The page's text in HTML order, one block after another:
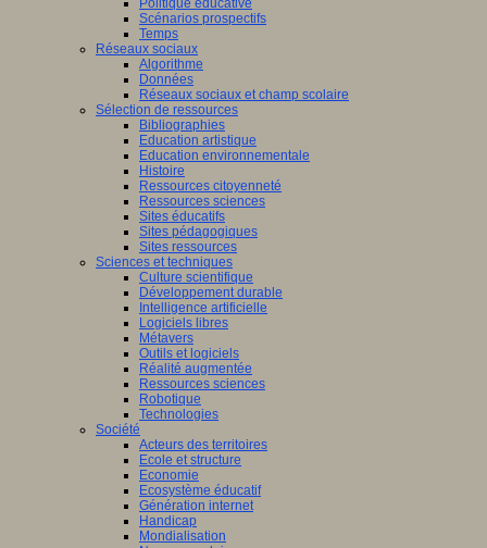
Politique éducative
Scénarios prospectifs
Temps
Réseaux sociaux
Algorithme
Données
Réseaux sociaux et champ scolaire
Sélection de ressources
Bibliographies
Education artistique
Education environnementale
Histoire
Ressources citoyenneté
Ressources sciences
Sites éducatifs
Sites pédagogiques
Sites ressources
Sciences et techniques
Culture scientifique
Développement durable
Intelligence artificielle
Logiciels libres
Métavers
Outils et logiciels
Réalité augmentée
Ressources sciences
Robotique
Technologies
Société
Acteurs des territoires
Ecole et structure
Economie
Ecosystème éducatif
Génération internet
Handicap
Mondialisation